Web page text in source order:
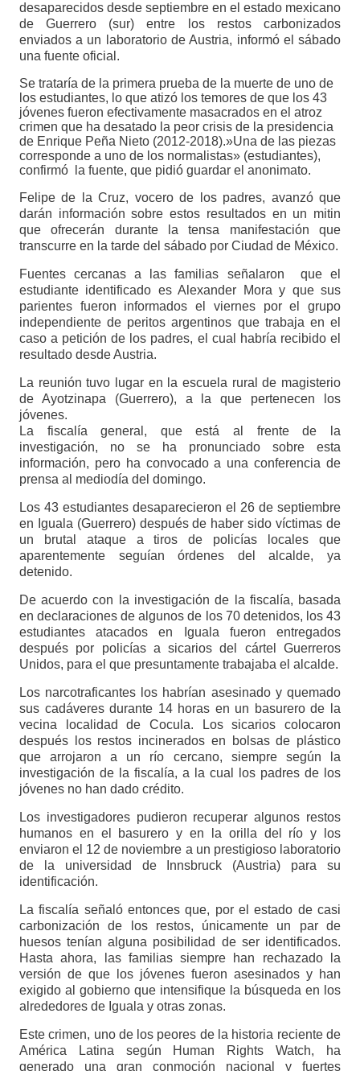
desaparecidos desde septiembre en el estado mexicano
de Guerrero (sur) entre los restos carbonizados
enviados a un laboratorio de Austria, informó el sábado
una fuente oficial.
Se trataría de la primera prueba de la muerte de uno de
los estudiantes, lo que atizó los temores de que los 43
jóvenes fueron efectivamente masacrados en el atroz
crimen que ha desatado la peor crisis de la presidencia
de Enrique Peña Nieto (2012-2018).»Una de las piezas
corresponde a uno de los normalistas» (estudiantes),
confirmó la fuente, que pidió guardar el anonimato.
Felipe de la Cruz, vocero de los padres, avanzó que
darán información sobre estos resultados en un mitin
que ofrecerán durante la tensa manifestación que
transcurre en la tarde del sábado por Ciudad de México.
Fuentes cercanas a las familias señalaron que el
estudiante identificado es Alexander Mora y que sus
parientes fueron informados el viernes por el grupo
independiente de peritos argentinos que trabaja en el
caso a petición de los padres, el cual habría recibido el
resultado desde Austria.
La reunión tuvo lugar en la escuela rural de magisterio
de Ayotzinapa (Guerrero), a la que pertenecen los
jóvenes.
La fiscalía general, que está al frente de la
investigación, no se ha pronunciado sobre esta
información, pero ha convocado a una conferencia de
prensa al mediodía del domingo.
Los 43 estudiantes desaparecieron el 26 de septiembre
en Iguala (Guerrero) después de haber sido víctimas de
un brutal ataque a tiros de policías locales que
aparentemente seguían órdenes del alcalde, ya
detenido.
De acuerdo con la investigación de la fiscalía, basada
en declaraciones de algunos de los 70 detenidos, los 43
estudiantes atacados en Iguala fueron entregados
después por policías a sicarios del cártel Guerreros
Unidos, para el que presuntamente trabajaba el alcalde.
Los narcotraficantes los habrían asesinado y quemado
sus cadáveres durante 14 horas en un basurero de la
vecina localidad de Cocula. Los sicarios colocaron
después los restos incinerados en bolsas de plástico
que arrojaron a un río cercano, siempre según la
investigación de la fiscalía, a la cual los padres de los
jóvenes no han dado crédito.
Los investigadores pudieron recuperar algunos restos
humanos en el basurero y en la orilla del río y los
enviaron el 12 de noviembre a un prestigioso laboratorio
de la universidad de Innsbruck (Austria) para su
identificación.
La fiscalía señaló entonces que, por el estado de casi
carbonización de los restos, únicamente un par de
huesos tenían alguna posibilidad de ser identificados.
Hasta ahora, las familias siempre han rechazado la
versión de que los jóvenes fueron asesinados y han
exigido al gobierno que intensifique la búsqueda en los
alrededores de Iguala y otras zonas.
Este crimen, uno de los peores de la historia reciente de
América Latina según Human Rights Watch, ha
generado una gran conmoción nacional y fuertes